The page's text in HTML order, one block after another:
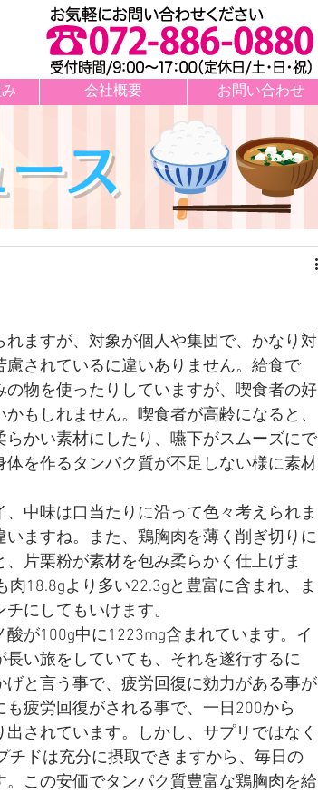
会社概要 お問い合わせ
ますが、対象が個人や集団で、かなり対
されているに違いありません。給食で
物を使ったりしていますが、喫食者の好
もしれません。喫食者が高齢になると、
かい素材にしたり、嚥下がスムーズにで
を作るタンパク質が不足しない様に素材
中味は口当たりに沿って色々考えられま
ますね。また、鶏胸肉を薄く削ぎ切りに
片栗粉が素材を包み柔らかく仕上げま
18.8gより多い22.3gと豊富に含まれ、ま
にしてもいけます。
が100g中に1223mg含まれています。イ
い旅をしていても、それを遂行するに
と言う事で、疲労回復に効力がある事が
疲労回復がされる事で、一日200から
されています。しかし、サプリではなく
チドは充分に摂取できますから、毎日の
この安価でタンパク質豊富な鶏胸肉を給
ス